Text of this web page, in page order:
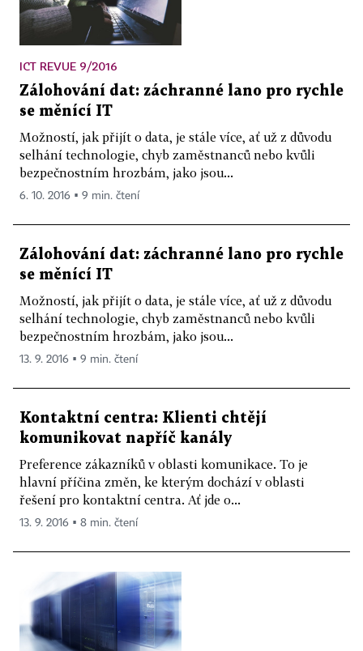
ICT REVUE 9/2016
Zálohování dat: záchranné lano pro rychle
se měnící IT
Možností, jak přijít o data, je stále více, ať už z důvodu
selhání technologie, chyb zaměstnanců nebo kvůli
bezpečnostním hrozbám, jako jsou...
6. 10. 2016 ▪ 9 min. čtení
Zálohování dat: záchranné lano pro rychle
se měnící IT
Možností, jak přijít o data, je stále více, ať už z důvodu
selhání technologie, chyb zaměstnanců nebo kvůli
bezpečnostním hrozbám, jako jsou...
13. 9. 2016 ▪ 9 min. čtení
Kontaktní centra: Klienti chtějí
komunikovat napříč kanály
Preference zákazníků v oblasti komunikace. To je
hlavní příčina změn, ke kterým dochází v oblasti
řešení pro kontaktní centra. Ať jde o...
13. 9. 2016 ▪ 8 min. čtení